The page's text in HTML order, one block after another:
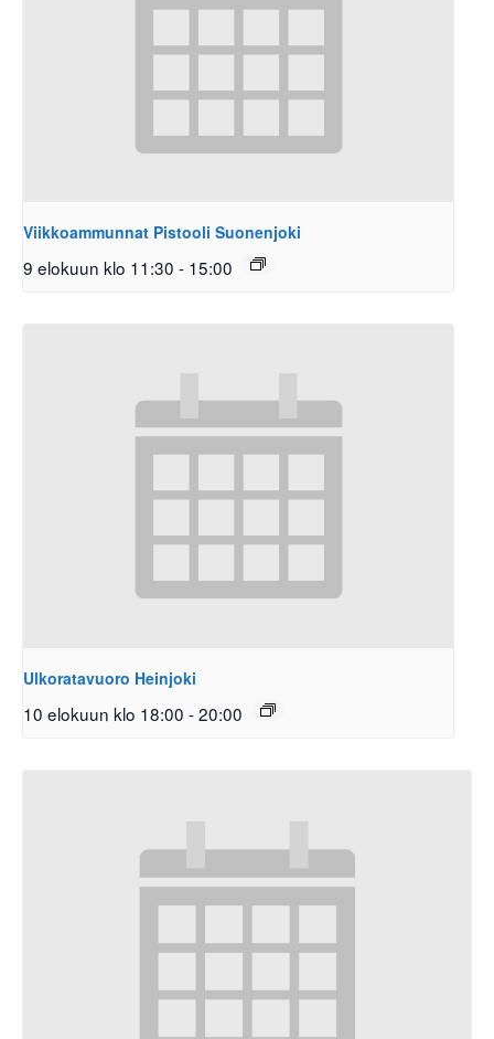
Viikkoammunnat Pistooli Suonenjoki
9 elokuun klo 11:30 - 15:00
Ulkoratavuoro Heinjoki
10 elokuun klo 18:00 -20:00